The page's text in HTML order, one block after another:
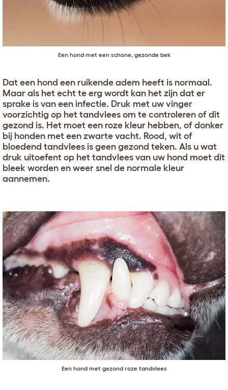
Een hond met een schone, gezonde bek
Dat een hond een ruikende adem heeft is normaal.
Maar als het echt te erg wordt kan het zijn dat er
sprake is van een infectie. Druk met uw vinger
voorzichtig op het tandvlees om te controleren of dit
gezond is. Het moet een roze kleur hebben, of donker
bij honden met een zwarte vacht. Rood, wit of
bloedend tandvlees is geen gezond teken. Als u wat
druk uitoefent op het tandvlees van uw hond moet dit
bleek worden en weer snel de normale kleur
aannemen.
Een hond met gezond roze tandvlees